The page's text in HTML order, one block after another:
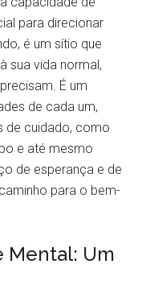
para direcionar
é um sítio que
sua vida normal,
É um
de cada um,
de cuidado, como
e até mesmo
de esperança e de
para o bem-
Mental: Um